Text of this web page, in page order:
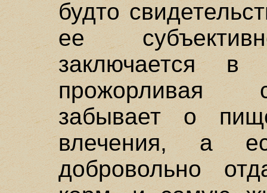
будто
ее
заключается
прожорливая
забывает о
влечения, а
добровольно